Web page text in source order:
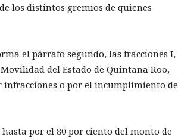
los distintos gremios de quienes
el párrafo segundo, las fracciones I,
del Estado de Quintana Roo,
o por el incumplimiento de
por el 80 por ciento del monto de